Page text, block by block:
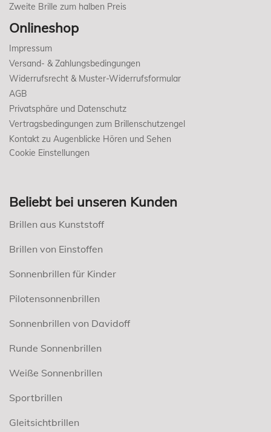
Zweite Brille zum halben Preis
Onlineshop
Impressum
Versand- & Zahlungsbedingungen
Widerrufsrecht & Muster-Widerrufsformular
AGB
Privatsphäre und Datenschutz
Vertragsbedingungen zum Brillenschutzengel
Kontakt zu Augenblicke Hören und Sehen
Cookie Einstellungen
Beliebt bei unseren Kunden
Brillen aus Kunststoff
Brillen von Einstoffen
Sonnenbrillen für Kinder
Pilotensonnenbrillen
Sonnenbrillen von Davidoff
Runde Sonnenbrillen
Weiße Sonnenbrillen
Sportbrillen
Gleitsichtbrillen